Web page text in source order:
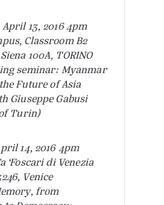
13, 2016 4pm
Classroom B2
100A, TORINO
seminar: Myanmar
Future of Asia
Giuseppe Gabusi
Turin)
14, 2016 4pm
‘Foscari di Venezia
Venice
from